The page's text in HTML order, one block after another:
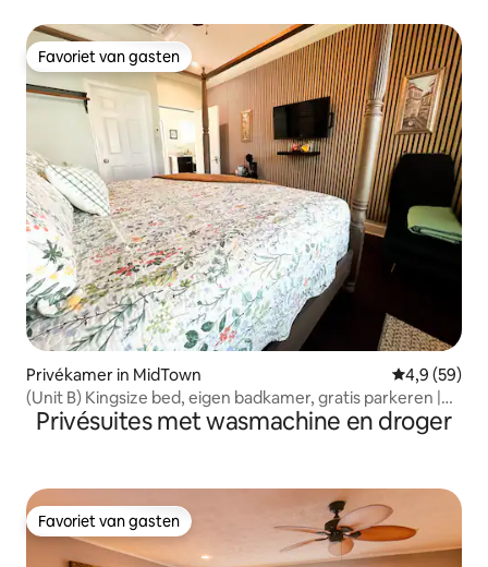
Favoriet van gasten
Favoriet van gasten
Privékamer in MidTown Gemiddelde
4,9 (59)
(Unit B) Kingsize bed, eigen badkamer, gratis parkeren |
Carriage House
Privésuites met wasmachine en droger
Favoriet van gasten
Favoriet van gasten